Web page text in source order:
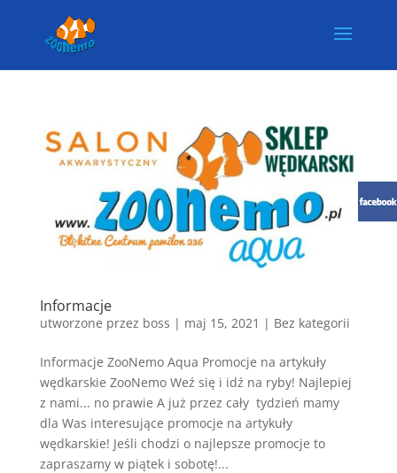
Informacje
utworzone przez boss | maj 15, 2021 | Bez kategorii
Informacje ZooNemo Aqua Promocje na artykuły
wędkarskie ZooNemo Weź się i idź na ryby! Najlepiej
z nami... no prawie A już przez cały tydzień mamy
dla Was interesujące promocje na artykuły
wędkarskie! Jeśli chodzi o najlepsze promocje to
zapraszamy w piątek i sobotę!...